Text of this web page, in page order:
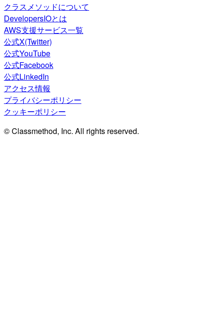
クラスメソッドについて
DevelopersIOとは
AWS支援サービス一覧
公式X(Twitter)
公式YouTube
公式Facebook
公式LinkedIn
アクセス情報
プライバシーポリシー
クッキーポリシー
© Classmethod, Inc. All rights reserved.